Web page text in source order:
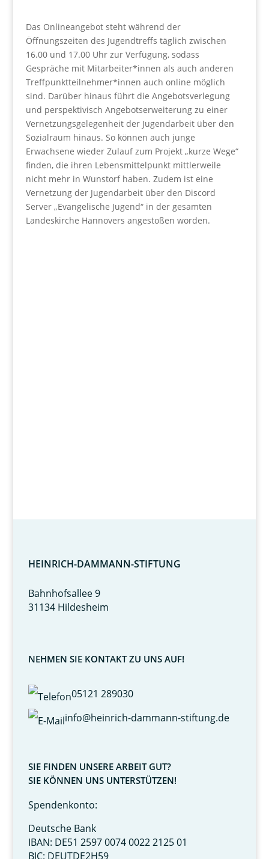
Das Onlineangebot steht während der
Öffnungszeiten des Jugendtreffs täglich zwischen
16.00 und 17.00 Uhr zur Verfügung, sodass
Gespräche mit Mitarbeiter*innen als auch anderen
Treffpunktteilnehmer*innen auch online möglich
sind. Darüber hinaus führt die Angebotsverlegung
und perspektivisch Angebotserweiterung zu einer
Vernetzungsgelegenheit der Jugendarbeit über den
Sozialraum hinaus. So können auch junge
Erwachsene wieder Zulauf zum Projekt „kurze Wege“
finden, die ihren Lebensmittelpunkt mittlerweile
nicht mehr in Wunstorf haben. Zudem ist eine
Vernetzung der Jugendarbeit über den Discord
Server „Evangelische Jugend“ in der gesamten
Landeskirche Hannovers angestoßen worden.
HEINRICH-DAMMANN-STIFTUNG
Bahnhofsallee 9
31134 Hildesheim
NEHMEN SIE KONTAKT ZU UNS AUF!
05121 289030
info@heinrich-dammann-stiftung.de
SIE FINDEN UNSERE ARBEIT GUT?
SIE KÖNNEN UNS UNTERSTÜTZEN!
Spendenkonto:
Deutsche Bank
IBAN: DE51 2597 0074 0022 2125 01
BIC: DEUTDE2H59